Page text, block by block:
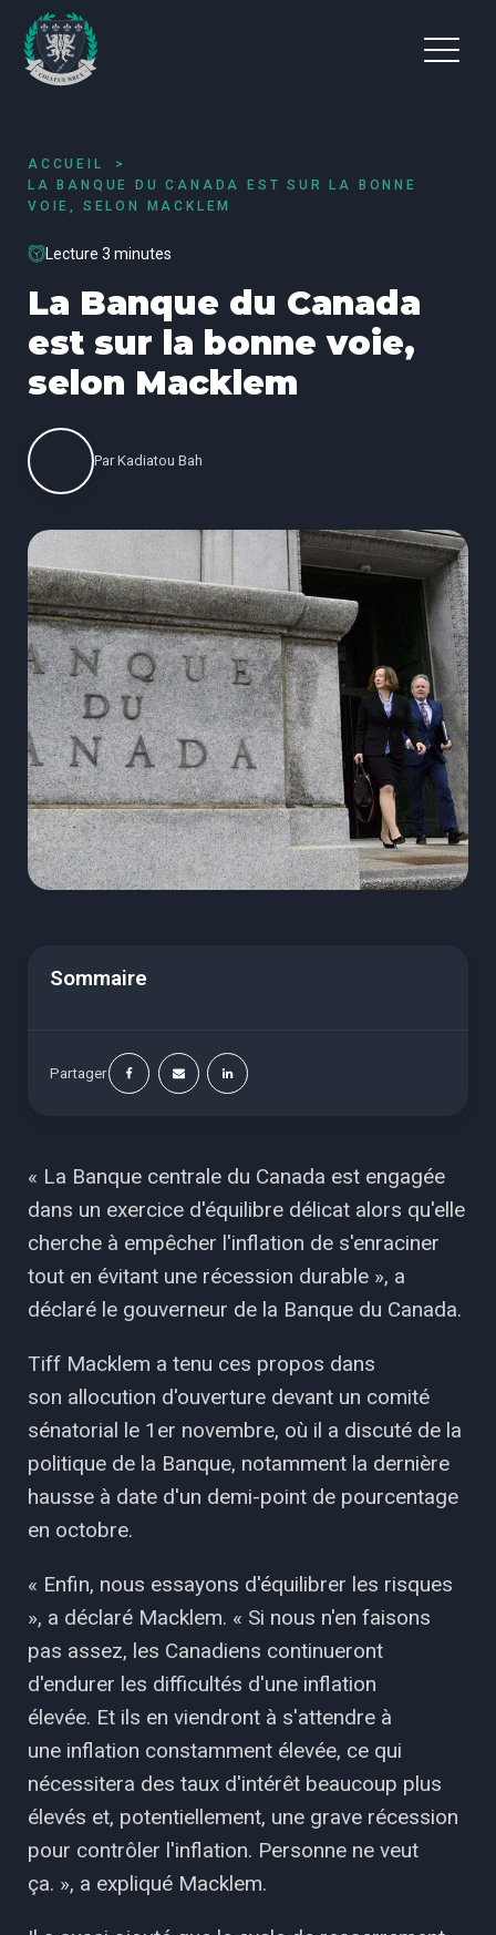
ACCUEIL
LA BANQUE DU CANADA EST SUR LA BONNE
VOIE, SELON MACKLEM
Lecture 3 minutes
La Banque du Canada
est sur la bonne voie,
selon Macklem
Par Kadiatou Bah
Sommaire
Partager
« La Banque centrale du Canada est engagée
dans un exercice d'équilibre délicat alors qu'elle
cherche à empêcher l'inflation de s'enraciner
tout en évitant une récession durable », a
déclaré le gouverneur de la Banque du Canada.
Tiff Macklem a tenu ces propos dans
son allocution d'ouverture devant un comité
sénatorial le 1er novembre, où il a discuté de la
politique de la Banque, notamment la dernière
hausse à date d'un demi-point de pourcentage
en octobre.
« Enfin, nous essayons d'équilibrer les risques
», a déclaré Macklem. « Si nous n'en faisons
pas assez, les Canadiens continueront
d'endurer les difficultés d'une inflation
élevée. Et ils en viendront à s'attendre à
une inflation constamment élevée, ce qui
nécessitera des taux d'intérêt beaucoup plus
élevés et, potentiellement, une grave récession
pour contrôler l'inflation. Personne ne veut
ça. », a expliqué Macklem.